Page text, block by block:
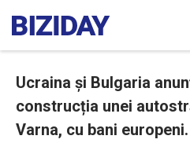
Ucraina și Bulgaria
construcția unei
Varna, cu bani